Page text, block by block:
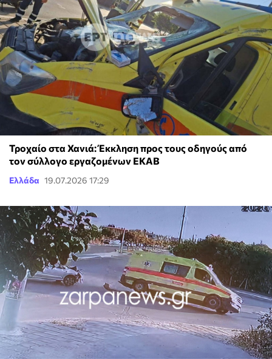
Τροχαίο στα Χανιά: Έκκληση προς τους οδηγούς από
τον σύλλογο εργαζομένων ΕΚΑΒ
Ελλάδα 19.07.2026 17:29